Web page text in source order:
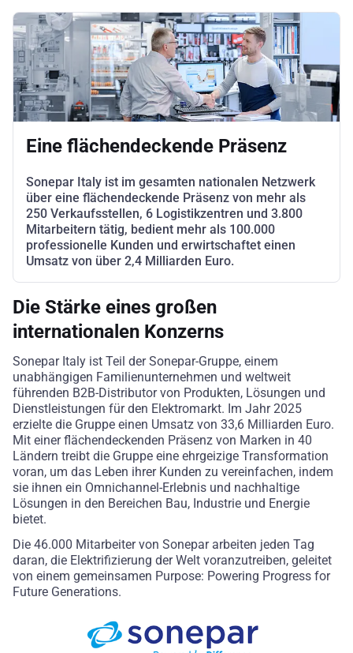
Eine flächendeckende Präsenz
Sonepar Italy ist im gesamten nationalen Netzwerk
über eine flächendeckende Präsenz von mehr als
250 Verkaufsstellen, 6 Logistikzentren und 3.800
Mitarbeitern tätig, bedient mehr als 100.000
professionelle Kunden und erwirtschaftet einen
Umsatz von über 2,4 Milliarden Euro.
Die Stärke eines großen
internationalen Konzerns
Sonepar Italy ist Teil der Sonepar-Gruppe, einem
unabhängigen Familienunternehmen und weltweit
führenden B2B-Distributor von Produkten, Lösungen und
Dienstleistungen für den Elektromarkt. Im Jahr 2025
erzielte die Gruppe einen Umsatz von 33,6 Milliarden Euro.
Mit einer flächendeckenden Präsenz von Marken in 40
Ländern treibt die Gruppe eine ehrgeizige Transformation
voran, um das Leben ihrer Kunden zu vereinfachen, indem
sie ihnen ein Omnichannel-Erlebnis und nachhaltige
Lösungen in den Bereichen Bau, Industrie und Energie
bietet.
Die 46.000 Mitarbeiter von Sonepar arbeiten jeden Tag
daran, die Elektrifizierung der Welt voranzutreiben, geleitet
von einem gemeinsamen Purpose: Powering Progress for
Future Generations.